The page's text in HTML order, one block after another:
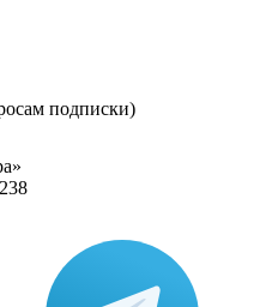
подписки)